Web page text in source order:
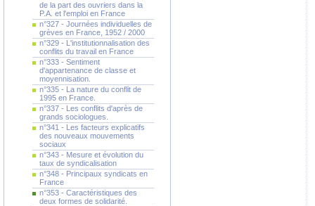
de la part des ouvriers dans la
P.A. et l'emploi en France
n°327 - Journées individuelles de
grèves en France, 1952 / 2000
n°329 - L'institutionnalisation des
conflits du travail en France
n°333 - Sentiment
d'appartenance de classe et
moyennisation.
n°335 - La nature du conflit de
1995 en France.
n°337 - Les conflits d'après de
grands sociologues.
n°341 - Les facteurs explicatifs
des nouveaux mouvements
sociaux
n°343 - Mesure et évolution du
taux de syndicalisation
n°348 - Principaux syndicats en
France
n°353 - Caractéristiques des
deux formes de solidarité.